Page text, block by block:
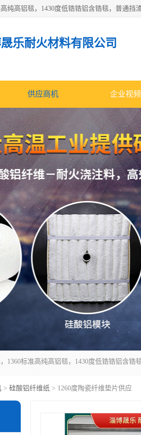
乐耐火材料有限公司
供应商机 企业视频
> 硅酸铝纤维纸 > 1260度陶瓷纤维垫片供应